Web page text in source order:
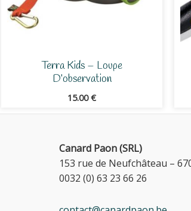
Terra Kids – Loupe
D’observation
15.00€
Canard Paon (SRL)
153 rue de Neufchâteau –
0032 (0) 63 23 66 26